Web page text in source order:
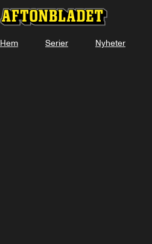
Hem Serier Nyheter